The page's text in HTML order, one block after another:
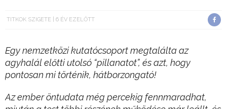
TITKOK SZIGETE 6 ÉV EZELŐTT
Egy nemzetközi kutatócsoport megtalálta az
agyhalál előtti utolsó “pillanatot”, és azt, hogy
pontosan mi történik, hátborzongató!
Az ember öntudata még percekig fennmaradhat,